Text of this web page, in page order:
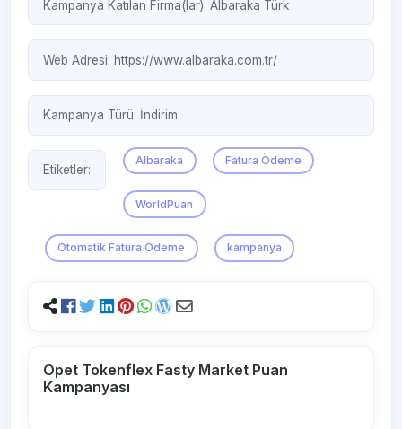
Kampanya Katılan Firma(lar):Albaraka Türk
Web Adresi: https://www.albaraka.com.tr/
Kampanya Türü: İndirim
Etiketler:
Albaraka Fatura Ödeme
WorldPuan
Otomatik Fatura Ödeme kampanya
Opet Tokenflex Fasty Market Puan
Kampanyası